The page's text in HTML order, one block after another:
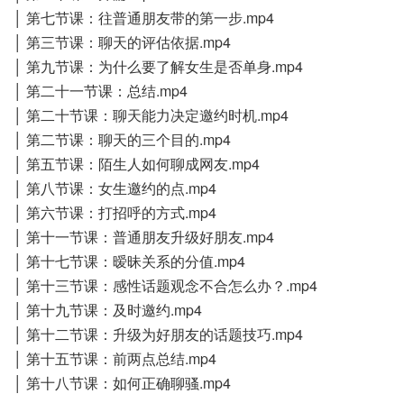
│ 第七节课：往普通朋友带的第一步.mp4
│ 第三节课：聊天的评估依据.mp4
│ 第九节课：为什么要了解女生是否单身.mp4
│ 第二十一节课：总结.mp4
│ 第二十节课：聊天能力决定邀约时机.mp4
│ 第二节课：聊天的三个目的.mp4
│ 第五节课：陌生人如何聊成网友.mp4
│ 第八节课：女生邀约的点.mp4
│ 第六节课：打招呼的方式.mp4
│ 第十一节课：普通朋友升级好朋友.mp4
│ 第十七节课：暧昧关系的分值.mp4
│ 第十三节课：感性话题观念不合怎么办？.mp4
│ 第十九节课：及时邀约.mp4
│ 第十二节课：升级为好朋友的话题技巧.mp4
│ 第十五节课：前两点总结.mp4
│ 第十八节课：如何正确聊骚.mp4